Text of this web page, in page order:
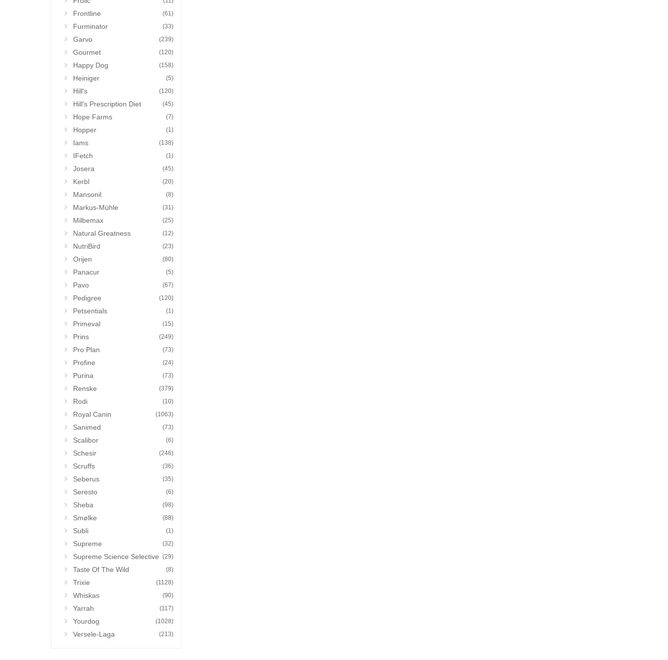
Frontline (61)
Furminator (33)
Garvo (239)
Gourmet (120)
Happy Dog (158)
Heiniger (5)
Hill's (120)
Hill's Prescription Diet (45)
Hope Farms (7)
Hopper (1)
Iams (138)
IFetch (1)
Josera (45)
Kerbl (20)
Mansonil (8)
Markus-Mühle (31)
Milbemax (25)
Natural Greatness (12)
NutriBird (23)
Orijen (80)
Panacur (5)
Pavo (67)
Pedigree (120)
Petsentials (1)
Primeval (15)
Prins (249)
Pro Plan (73)
Profine (24)
Purina (73)
Renske (379)
Rodi (10)
Royal Canin (1063)
Sanimed (73)
Scalibor (6)
Schesir (246)
Scruffs (36)
Seberus (35)
Seresto (6)
Sheba (98)
Smølke (88)
Subli (1)
Supreme (32)
Supreme Science Selective (29)
Taste Of The Wild (8)
Trixie (1128)
Whiskas (90)
Yarrah (117)
Yourdog (1028)
Versele-Laga (213)